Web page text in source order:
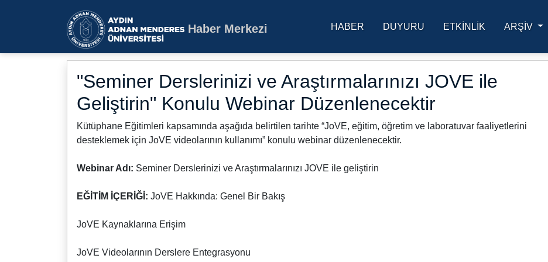
Aydın Adnan Menderes Üniversitesi Ana Sayfa
Haber Merkezi HABER DUYURU ETKINLIK ARŞİV
"Seminer Derslerinizi ve Araştırmalarınızı JOVE ile
Geliştirin" Konulu Webinar Düzenlenecektir
Kütüphane Eğitimleri kapsamında aşağıda belirtilen tarihte “JoVE, eğitim, öğretim ve laboratuvar faaliyetlerini
desteklemek için JoVE videolarının kullanımı” konulu webinar düzenlenecektir.
Webinar Adı: Seminer Derslerinizi ve Araştırmalarınızı JOVE ile geliştirin
EĞİTİM İÇERİĞİ: JoVE Hakkında: Genel Bir Bakış
JoVE Kaynaklarına Erişim
JoVE Videolarının Derslere Entegrasyonu